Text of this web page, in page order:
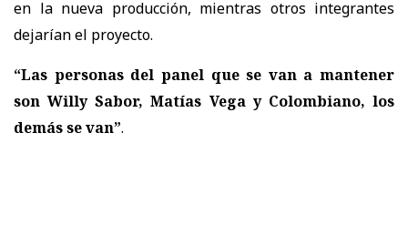
en la nueva producción, mientras otros integrantes
dejarían el proyecto.
“Las personas del panel que se van a mantener
son Willy Sabor, Matías Vega y Colombiano, los
demás se van”.